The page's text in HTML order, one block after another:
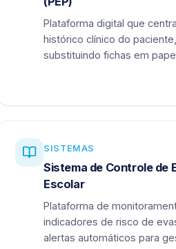
Plataforma digital que
histórico clínico do paciente,
substituindo fichas em
SISTEMAS
Sistema de Controle de
Escolar
Plataforma de
indicadores de risco de
alertas automáticos para